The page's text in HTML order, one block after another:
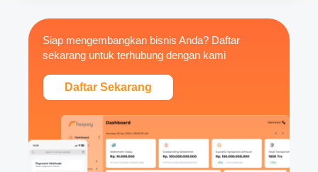
Siap mengembangkan bisnis Anda? Daftar
sekarang untuk terhubung dengan kami
Daftar Sekarang